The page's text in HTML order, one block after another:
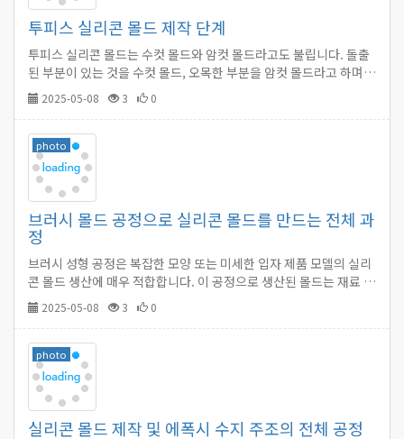
투피스 실리콘 몰드 제작 단계
투피스 실리콘 몰드는 수컷 몰드와 암컷 몰드라고도 불립니다. 돌출
된 부분이 있는 것을 수컷 몰드, 오목한 부분을 암컷 몰드라고 하며,
사용할 때 두 개를 결합하여 닫힌 공동을 형성할 수 있습니다.…
2025-05-08 3 0
photo
브러시 몰드 공정으로 실리콘 몰드를 만드는 전체 과
정
브러시 성형 공정은 복잡한 모양 또는 미세한 입자 제품 모델의 실리
콘 몰드 생산에 매우 적합합니다. 이 공정으로 생산된 몰드는 재료 절
약적이며 내구성이 뛰어납니다.…
2025-05-08 3 0
photo
실리콘 몰드 제작 및 에폭시 수지 주조의 전체 공정